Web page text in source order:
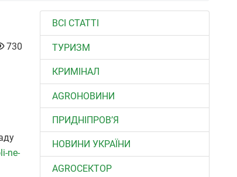
730
ne-
ВСІ СТАТТІ
ТУРИЗМ
КРИМІНАЛ
AGROНОВИНИ
ПРИДНІПРОВ’Я
НОВИНИ УКРАЇНИ
АGROСЕКТОР